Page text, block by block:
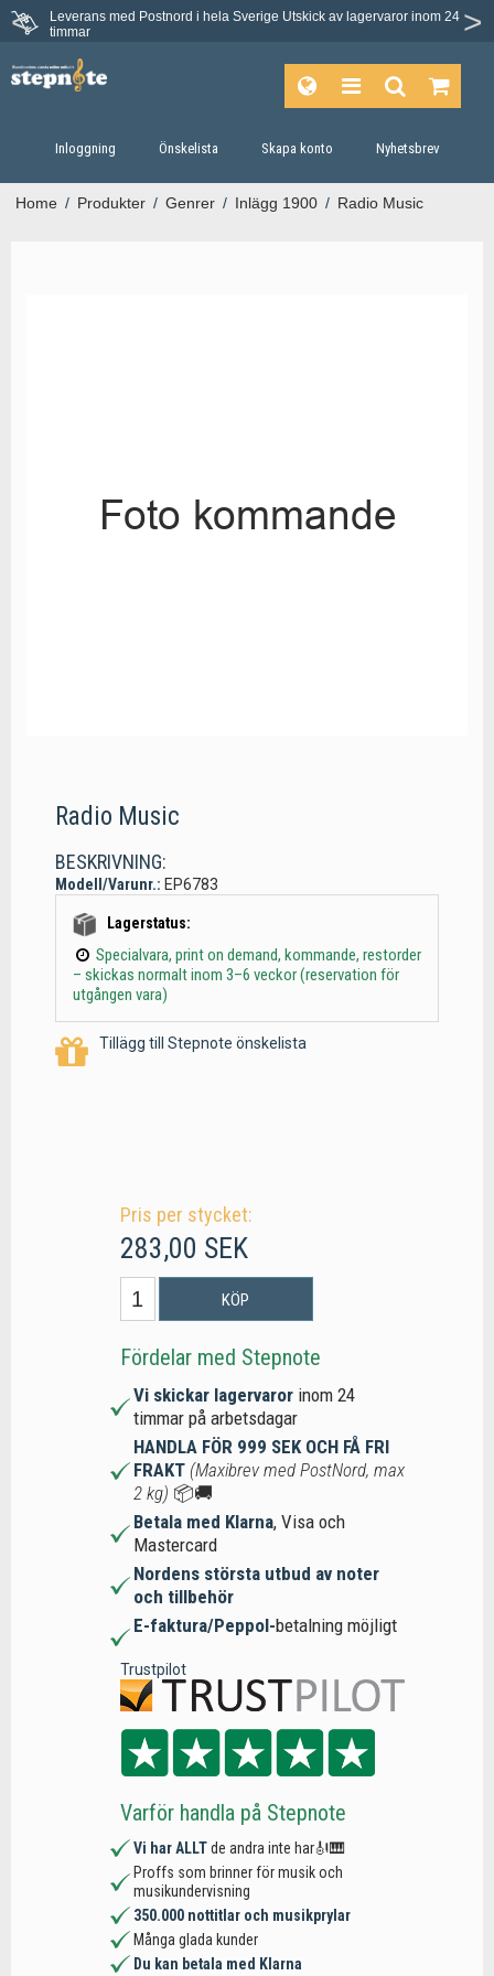
Leverans med Postnord i hela Sverige Utskick av lagervaror inom 24
timmar
Inloggning Önskelista Skapa konto Nyhetsbrev
Home / Produkter / Genrer / Inlägg 1900 / Radio Music
Radio Music
BESKRIVNING:
Modell/Varunr.: EP6783
Lagerstatus:
Specialvara, print on demand, kommande, restorder
– skickas normalt inom 3–6 veckor (reservation för
utgången vara)
Tillägg till Stepnote önskelista
Pris per stycket:
283,00 SEK
KÖP
Fördelar med Stepnote
Vi skickar lagervaror inom 24
timmar på arbetsdagar
HANDLA FÖR 999 SEK OCH FÅ FRI
FRAKT (Maxibrev med PostNord, max
2 kg) 📦🚚
Betala med Klarna, Visa och
Mastercard
Nordens största utbud av noter
och tillbehör
E-faktura/Peppol-betalning möjligt
Trustpilot
Varför handla på Stepnote
Vi har ALLTde andra inte har🎻🎹
Proffs som brinner för musik och
musikundervisning
350.000 nottitlar och musikprylar
Många glada kunder
Du kan betala med Klarna